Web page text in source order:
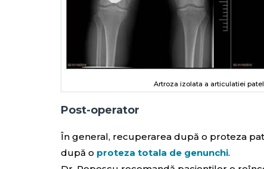
Artroza izolata a articulatiei
Post-operator
În general, recuperarea după o proteza
după o proteza totala de genunchi.